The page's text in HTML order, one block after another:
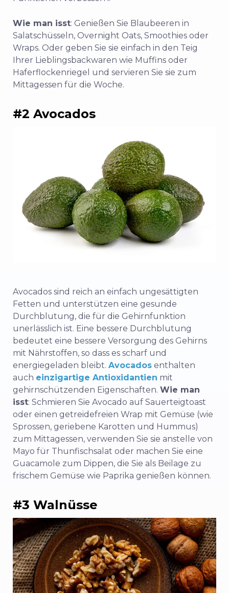
Wie man isst: Genießen Sie Blaubeeren in
Salatschüsseln, Overnight Oats, Smoothies oder
Wraps. Oder geben Sie sie einfach in den Teig
Ihrer Lieblingsbackwaren wie Muffins oder
Haferflockenriegel und servieren Sie sie zum
Mittagessen für die Woche.
#2 Avocados
Avocados sind reich an einfach ungesättigten
Fetten und unterstützen eine gesunde
Durchblutung, die für die Gehirnfunktion
unerlässlich ist. Eine bessere Durchblutung
bedeutet eine bessere Versorgung des Gehirns
mit Nährstoffen, so dass es scharf und
energiegeladen bleibt. Avocados enthalten
auch einzigartige Antioxidantien mit
gehirnschützenden Eigenschaften. Wie man
isst: Schmieren Sie Avocado auf Sauerteigtoast
oder einen getreidefreien Wrap mit Gemüse (wie
Sprossen, geriebene Karotten und Hummus)
zum Mittagessen, verwenden Sie sie anstelle von
Mayo für Thunfischsalat oder machen Sie eine
Guacamole zum Dippen, die Sie als Beilage zu
frischem Gemüse wie Paprika genießen können.
#3 Walnüsse